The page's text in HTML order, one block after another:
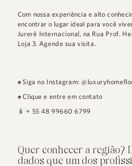
Com nossa experiência e alto
encontrar o lugar ideal para você
Jurerê Internacional, na Rua Prof.
Loja 3. Agende sua visita.
♠ Siga no Instagram:
♠Clique e entre em contato
📱+ 55 48 99660 6799
Quer conhecer a região?
dados que um dos